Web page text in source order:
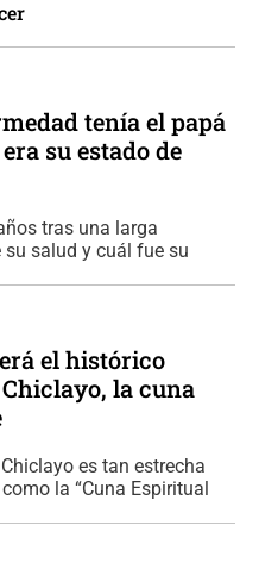
tenía el papá
su estado de
tras una larga
su salud y cuál fue su
el histórico
la cuna
es tan estrecha
la “Cuna Espiritual